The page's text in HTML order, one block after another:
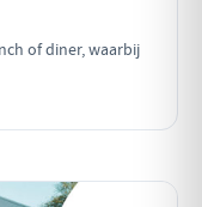
of diner, waarbij